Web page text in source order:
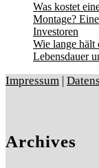
Was kostet
Montage?
Investoren
Wie lange hält
Lebensdauer
Impressum
Archives